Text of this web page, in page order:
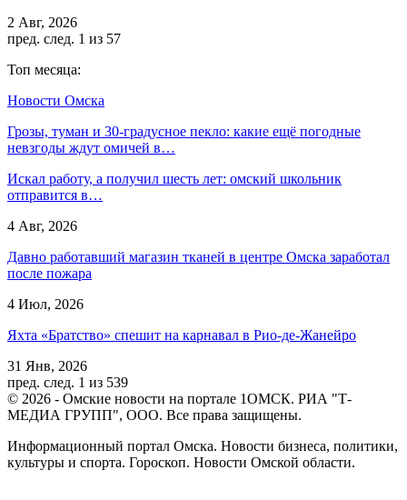
2 Авг, 2026
пред. след. 1 из 57
Топ месяца:
Новости Омска
Грозы, туман и 30-градусное пекло: какие ещё погодные
невзгоды ждут омичей в…
Искал работу, а получил шесть лет: омский школьник
отправится в…
4 Авг, 2026
Давно работавший магазин тканей в центре Омска заработал
после пожара
4 Июл, 2026
Яхта «Братство» спешит на карнавал в Рио-де-Жанейро
31 Янв, 2026
пред. след. 1 из 539
© 2026 - Омские новости на портале 1ОМСК. РИА "Т-
МЕДИА ГРУПП", ООО. Все права защищены.
Информационный портал Омска. Новости бизнеса, политики,
культуры и спорта. Гороскоп. Новости Омской области.